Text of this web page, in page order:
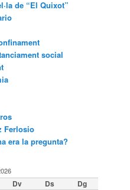
de “El Quixot”
social
Ferlosio
era la pregunta?
Dv Ds Dg